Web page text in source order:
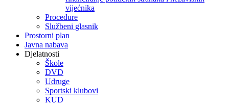
vijećnika
Procedure
Službeni glasnik
Prostorni plan
Javna nabava
Djelatnosti
Škole
DVD
Udruge
Sportski klubovi
KUD